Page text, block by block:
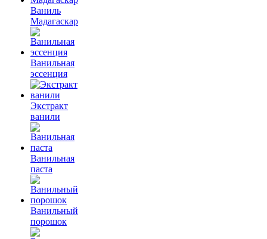
Ваниль
Мадагаскар
Ванильная
эссенция
Экстракт
ванили
Ванильная
паста
Ванильный
порошок